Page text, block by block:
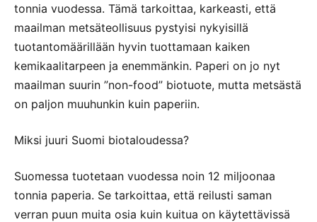
tonnia vuodessa. Tämä tarkoittaa, karkeasti, että
maailman metsäteollisuus pystyisi nykyisillä
tuotantomäärillään hyvin tuottamaan kaiken
kemikaalitarpeen ja enemmänkin. Paperi on jo nyt
maailman suurin ”non-food” biotuote, mutta metsästä
on paljon muuhunkin kuin paperiin.
Miksi juuri Suomi biotaloudessa?
Suomessa tuotetaan vuodessa noin 12 miljoonaa
tonnia paperia. Se tarkoittaa, että reilusti saman
verran puun muita osia kuin kuitua on käytettävissä